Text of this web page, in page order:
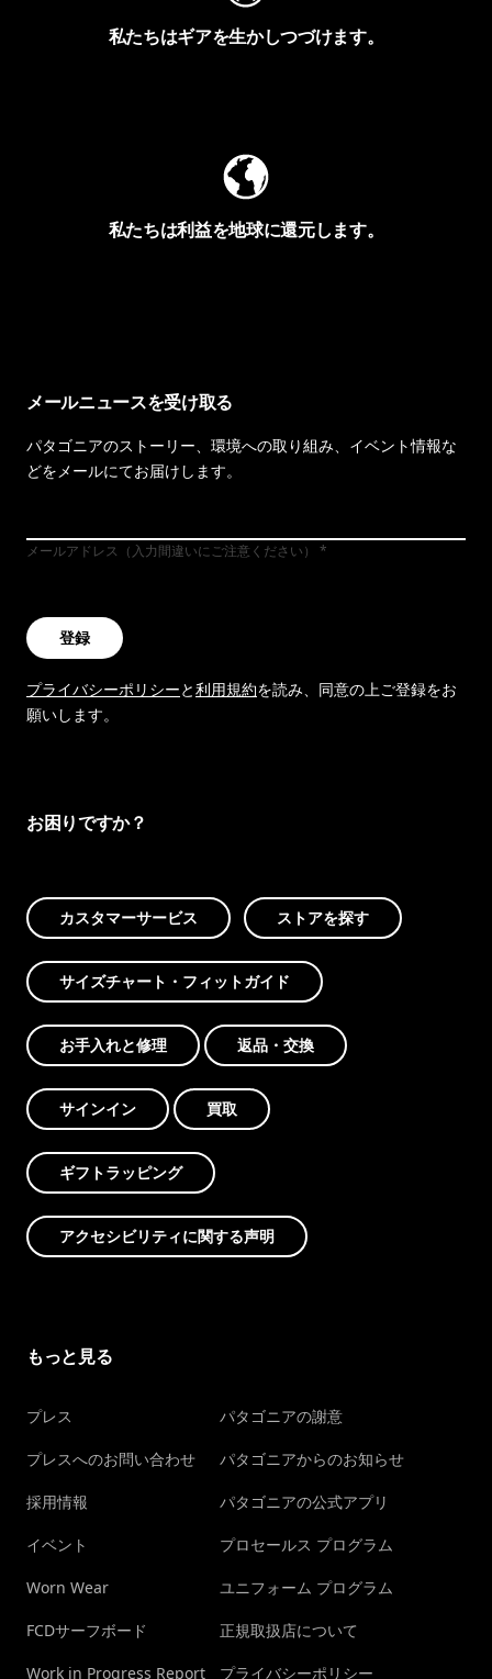
私たちはギアを生かしつづけます。
私たちは利益を地球に還元します。
メールニュースを受け取る
パタゴニアのストーリー、環境への取り組み、イベント情報な
どをメールにてお届けします。
メールアドレス（入力間違いにご注意ください）
登録
プライバシーポリシーと利用規約を読み、同意の上ご登録をお
願いします。
お困りですか？
カスタマーサービス ストアを探す
サイズチャート・フィットガイド
お手入れと修理 返品・交換
サインイン 買取
ギフトラッピング
アクセシビリティに関する声明
もっと見る
プレス
プレスへのお問い合わせ
採用情報
イベント
Worn Wear
FCDサーフボード
Work in Progress Report
パタゴニアの謝意
パタゴニアからのお知らせ
パタゴニアの公式アプリ
プロセールス プログラム
ユニフォーム プログラム
正規取扱店について
プライバシーポリシー